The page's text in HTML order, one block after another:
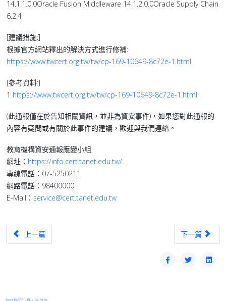
14.1.1.0.0Oracle Fusion Middleware 14.1.2.0.0Oracle Supply Chain
6.2.4
[建議措施:]
根據官方網站釋出的解決方式進行修補:
https://www.twcert.org.tw/tw/cp-169-10649-8c72e-1.html
[參考資料:]
1 https://www.twcert.org.tw/tw/cp-169-10649-8c72e-1.html
(此通報僅在於告知相關資訊，並非為資安事件)，如果您對此通報的
內容有疑問或有關於此事件的建議，歡迎與我們連絡。
教育機構資安通報應變小組
網址： https://info.cert.tanet.edu.tw/
專線電話：07-5250211
網路電話：98400000
E-Mail： service@cert.tanet.edu.tw
上一篇文章：【漏洞預警】普羅通信｜PrismX MX100 AP
上一篇 下一篇文章：
下一篇
Joomla SEF URLs by Artio